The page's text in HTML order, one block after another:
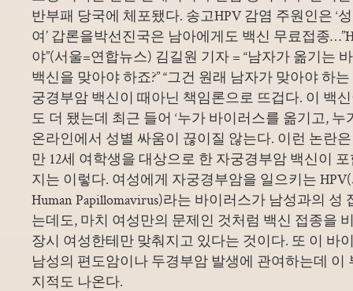
반부패 당국에 체포됐다. 송고HPV 감염 주원인은 ‘
여’ 갑론을박선진국은 남아에게도 백신 무료접종
야”(서울=연합뉴스) 김길원 기자 = “남자가 옮기는
백신을 맞아야 하죠?” “그건 원래 남자가 맞아야 하
궁경부암 백신이 때아닌 책임론으로 뜨겁다. 이 백
도 더 됐는데 최근 들어 ‘누가 바이러스를 옮기고, 누
온라인에서 성별 싸움이 끊이질 않는다. 이런 논란은
만 12세 여학생을 대상으로 한 자궁경부암 백신이
지는 이렇다. 여성에게 자궁경부암을 일으키는
Human Papillomavirus)라는 바이러스가 남성과의 성
는데도, 마치 여성만의 문제인 것처럼 백신 접종을
장시 여성한테만 맞춰지고 있다는 것이다. 또 이 바
남성의 편도암이나 두경부암 발생에 관여하는데 이
지적도 나온다.